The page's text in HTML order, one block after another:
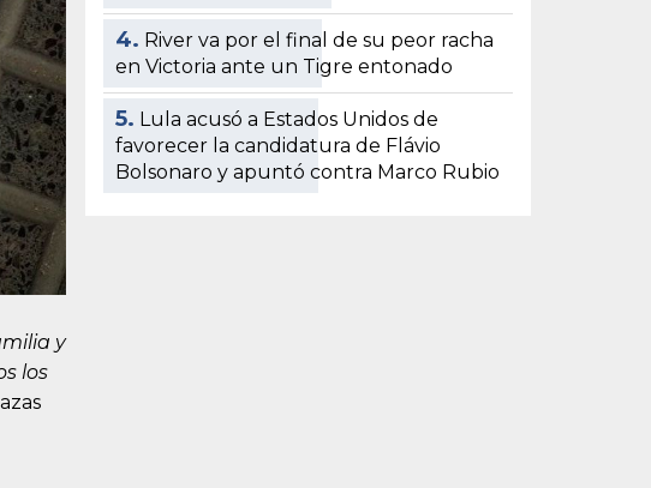
y
los
4. River va por el final de su peor racha
en Victoria ante un Tigre entonado
5. Lula acusó a Estados Unidos de
favorecer la candidatura de Flávio
Bolsonaro y apuntó contra Marco Rubio